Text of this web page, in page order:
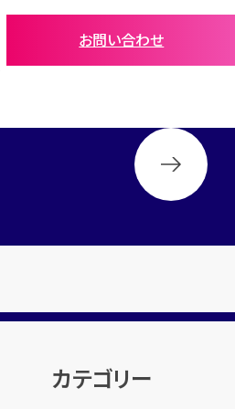
お問い合わせ
カテゴリー